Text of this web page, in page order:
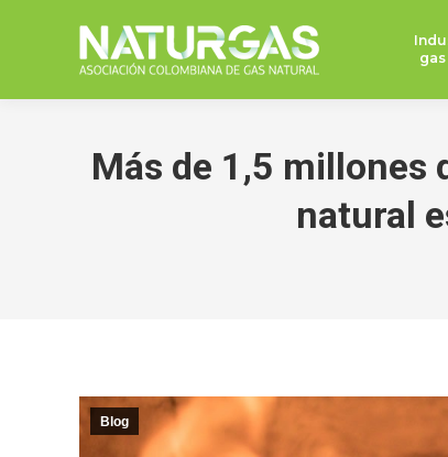
gas
Más de 1,5 millones
natural
Blog